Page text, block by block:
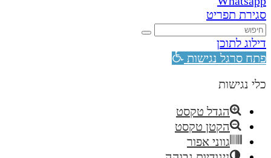
סגירת תפריט
דילוג לתוכן
פתח סרגל נגישות
כלי נגישות
הגדל טקסט
הקטן טקסט
גווני אפור